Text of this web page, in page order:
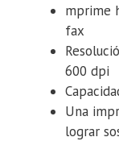
mprime
fax
600 dpi
Una
lograr